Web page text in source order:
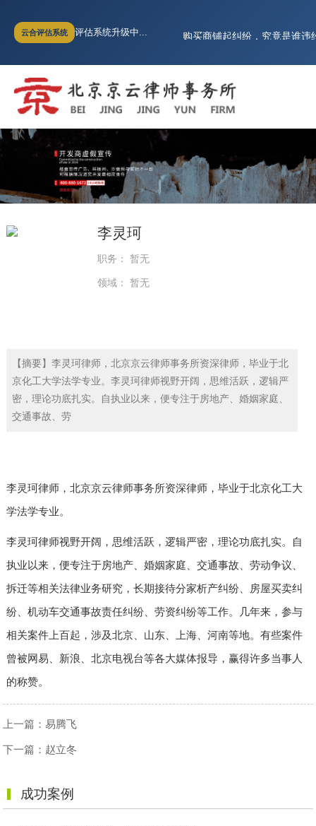
云合评估系统 评估系统升级中...
购买商铺起纠纷，究竟是谁违
（商品房虚假宣传）商品房销
超过诉讼时效，买房人能否
购买商铺起纠纷，究竟是谁违
退房不退电商费，业主如何维
（商品房虚假宣传）商品房销
李灵珂
职务： 暂无
领域： 暂无
【摘要】李灵珂律师，北京京云律师事务所资深律师，毕业于北
京化工大学法学专业。李灵珂律师视野开阔，思维活跃，逻辑严
密，理论功底扎实。自执业以来，便专注于房地产、婚姻家庭、
交通事故、劳
李灵珂律师，北京京云律师事务所资深律师，毕业于北京化工大
学法学专业。
李灵珂律师视野开阔，思维活跃，逻辑严密，理论功底扎实。自
执业以来，便专注于房地产、婚姻家庭、交通事故、劳动争议、
拆迁等相关法律业务研究，长期接待分家析产纠纷、房屋买卖纠
纷、机动车交通事故责任纠纷、劳资纠纷等工作。几年来，参与
相关案件上百起，涉及北京、山东、上海、河南等地。有些案件
曾被网易、新浪、北京电视台等各大媒体报导，赢得许多当事人
的称赞。
上一篇：易腾飞
下一篇： 赵立冬
成功案例